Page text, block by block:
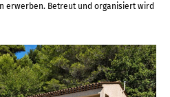
erwerben. Betreut und organisiert wird